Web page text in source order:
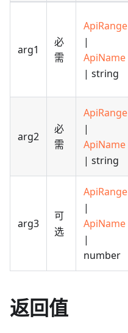
arg1
必
需
ApiRange
|
ApiName
| string
arg2
必
需
ApiRange
|
ApiName
| string
arg3
可
选
ApiRange
|
ApiName
|
number
返回值